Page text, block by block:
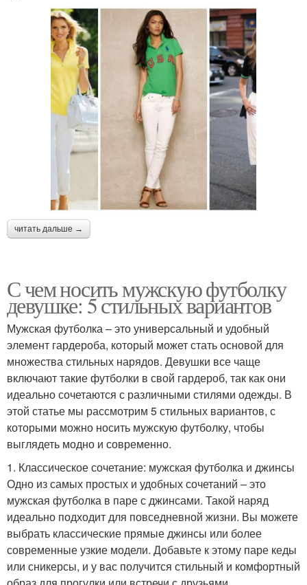
читать дальше →
С чем носить мужскую футболку
девушке: 5 стильных вариантов
Мужская футболка – это универсальный и удобный
элемент гардероба, который может стать основой для
множества стильных нарядов. Девушки все чаще
включают такие футболки в свой гардероб, так как они
идеально сочетаются с различными стилями одежды. В
этой статье мы рассмотрим 5 стильных вариантов, с
которыми можно носить мужскую футболку, чтобы
выглядеть модно и современно.
1. Классическое сочетание: мужская футболка и джинсы
Одно из самых простых и удобных сочетаний – это
мужская футболка в паре с джинсами. Такой наряд
идеально подходит для повседневной жизни. Вы можете
выбрать классические прямые джинсы или более
современные узкие модели. Добавьте к этому паре кеды
или сникерсы, и у вас получится стильный и комфортный